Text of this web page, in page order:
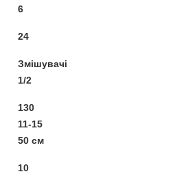
6
24
Змішувачі
1/2
130
11-15
50 см
10